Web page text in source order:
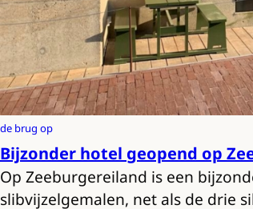
de brug op
Bijzonder hotel geopend op
Op Zeeburgereiland is een
slibvijzelgemalen, net als de drie